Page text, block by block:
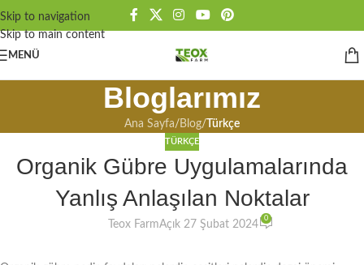
Skip to navigation
Skip to main content
MENÜ
Bloglarımız
Ana Sayfa/ Blog/ Türkçe
TÜRKÇE
Organik Gübre Uygulamalarında
Yanlış Anlaşılan Noktalar
Teox FarmAçık 27 Şubat 2024
0